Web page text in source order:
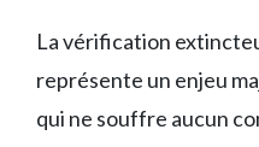
La vérification
représente un enjeu
qui ne souffre aucun